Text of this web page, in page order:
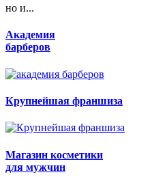
но и...
Академия
барберов
Крупнейшая франшиза
Магазин косметики
для мужчин